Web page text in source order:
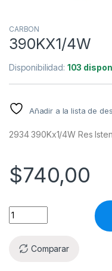
CARBON
390KX1/4W
Disponibilidad: 103
Añadir a la lista de
2934 390Kx1/4W Res
$740,00
Comparar